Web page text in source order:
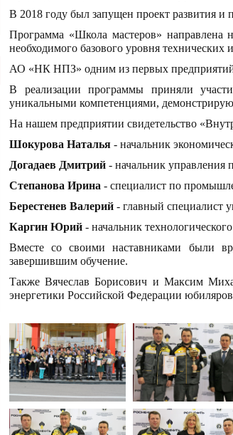
В 2018 году был запущен проект развития и
Программа «Школа мастеров»
необходимого базового уровня
АО «НК НПЗ» одним из первых предприятий
В реализации программы приняли
уникальными компетенциями,
На нашем предприятии свидетельство
Шокурова Наталья - начальник
Догадаев Дмитрий - начальник управления
Степанова Ирина - специалист по
Берестенев Валерий - главный специалист
Каргин Юрий - начальник
Вместе со своими наставниками были
завершившим обучение.
Также Вячеслав Борисович и Максим
энергетики Российской Федерации